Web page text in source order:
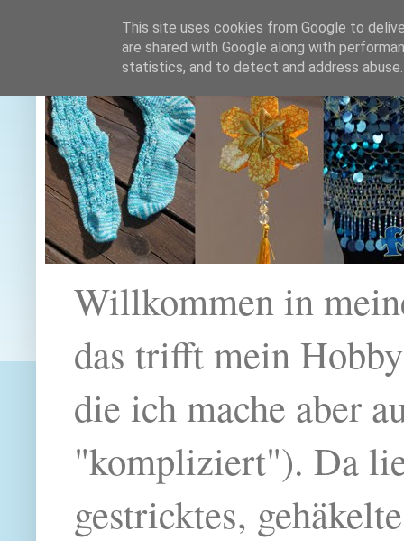
Willkommen in
das trifft mein
die ich mache aber
"kompliziert"). Da
gestricktes,
This site uses cookies from Google to
are shared with Google along with
statistics, and to detect and address abuse.